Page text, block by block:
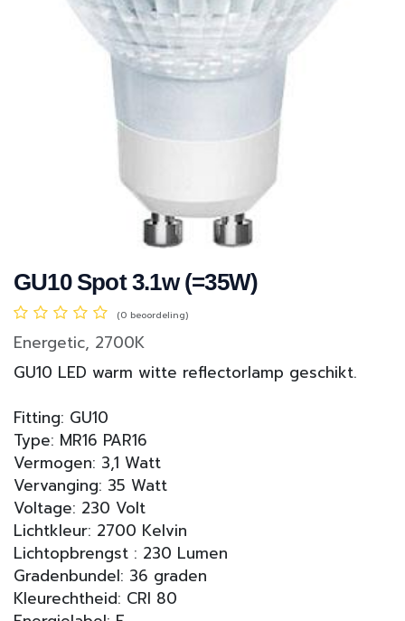
GU10 Spot 3.1w (=35W)
(0 beoordeling)
Energetic, 2700K
GU10 LED warm witte reflectorlamp geschikt.
Fitting: GU10
Type: MR16 PAR16
Vermogen: 3,1 Watt
Vervanging: 35 Watt
Voltage: 230 Volt
Lichtkleur: 2700 Kelvin
Lichtopbrengst : 230 Lumen
Gradenbundel: 36 graden
Kleurechtheid: CRI 80